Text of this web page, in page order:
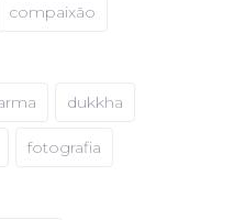
compaixão
dukkha
fotografia